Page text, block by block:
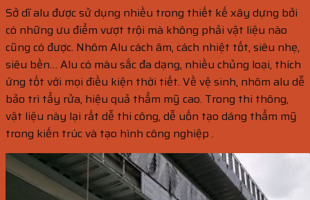
Sở dĩ alu được sử dụng nhiều trong thiết kế xây dựng bởi
có những ưu điểm vượt trội mà không phải vật liệu nào
cũng có được. Nhôm Alu cách âm, cách nhiệt tốt, siêu nhẹ,
siêu bền… Alu có màu sắc đa dạng, nhiều chủng loại, thích
ứng tốt với mọi điều kiện thời tiết. Về vệ sinh, nhôm alu dễ
bảo trì tẩy rửa, hiệu quả thẩm mỹ cao. Trong thi thông,
vật liệu này lại rất dễ thi công, dễ uốn tạo dáng thẩm mỹ
trong kiến trúc và tạo hình công nghiệp .